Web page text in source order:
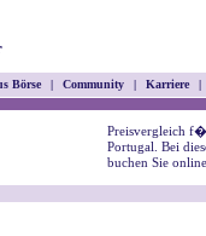
Börse | Community | Karriere |
Preisvergleich
Portugal. Bei
buchen Sie